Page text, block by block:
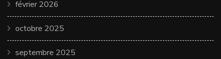
février 2026
octobre 2025
septembre 2025